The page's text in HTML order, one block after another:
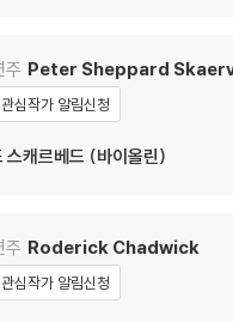
Il Vi
a)
주 Peter Sheppard
관심작가 알림신청
스캐르베드 (바이올린)
주 Roderick Chadwick
관심작가 알림신청